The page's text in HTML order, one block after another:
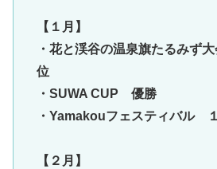
【１月】
・花と渓谷の温泉旗たるみず
位
・SUWA CUP 優勝
・Yamakouフェスティバル
【２月】